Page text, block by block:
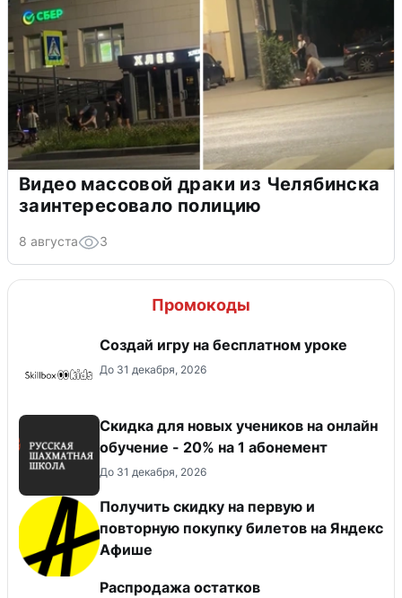
Видео массовой драки из Челябинска
заинтересовало полицию
8 августа 3
Промокоды
Создай игру на бесплатном уроке
До 31 декабря, 2026
Скидка для новых учеников на онлайн
обучение - 20% на 1 абонемент
До 31 декабря, 2026
Получить скидку на первую и
повторную покупку билетов на Яндекс
Афише
Распродажа остатков